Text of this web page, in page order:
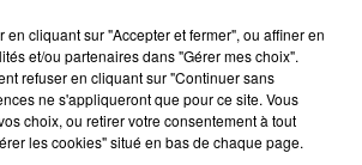
en cliquant sur "Accepter et fermer", ou affiner en
et/ou partenaires dans "Gérer mes choix".
refuser en cliquant sur "Continuer sans
ne s'appliqueront que pour ce site. Vous
choix, ou retirer votre consentement à tout
les cookies" situé en bas de chaque page.